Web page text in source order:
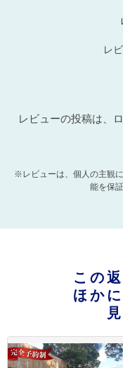
レ
レビューの投稿は、
※レビューは、個人の主観
能を保
この
ほか